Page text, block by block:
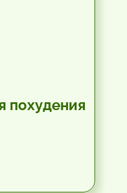
похудения